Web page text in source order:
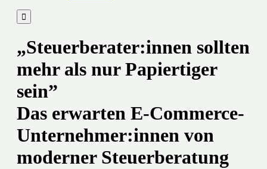

„Steuerberater:innen sollten
mehr als nur Papiertiger
sein”
Das erwarten E-Commerce-
Unternehmer:innen von
moderner Steuerberatung